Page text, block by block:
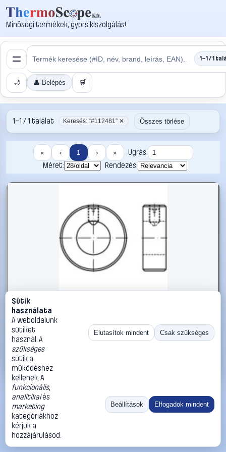
Minőségi termékek, gyors kiszolgálás!
1–1 / 1
🌙 👤 Belépés 🛒
1–1 / 1 találat Keresés: “#112481” ✕ Összes törlése
« ‹ 1 › »
Ugrás:
Méret:
Rendezés:
#112481
Állítógyűrűk M6 DIN 705 Acél 10 db TOOLCRAFT 112481
TOOLCRAFT Biztosítógyűrűk
7 290 Ft
Kosárba
«
Méret:
Rendezés:
©2026
ThermoScope
Cégbemutató
Sütik
használata
A weboldalunk
sütiket
használ. A
szükséges
sütik a
működéshez
kellenek. A
funkcionális,
analitikaiés
marketing
kategóriákhoz
kérjük a
hozzájárulásod.
Elutasítok mindent Csak szükséges
Beállítások Elfogadok mindent